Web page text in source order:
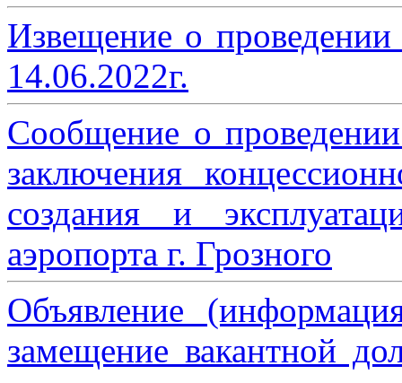
Извещение о
14.06.2022г.
Сообщение о
заключения
создания и
аэропорта г. Грозного
Объявление
замещение вакантной